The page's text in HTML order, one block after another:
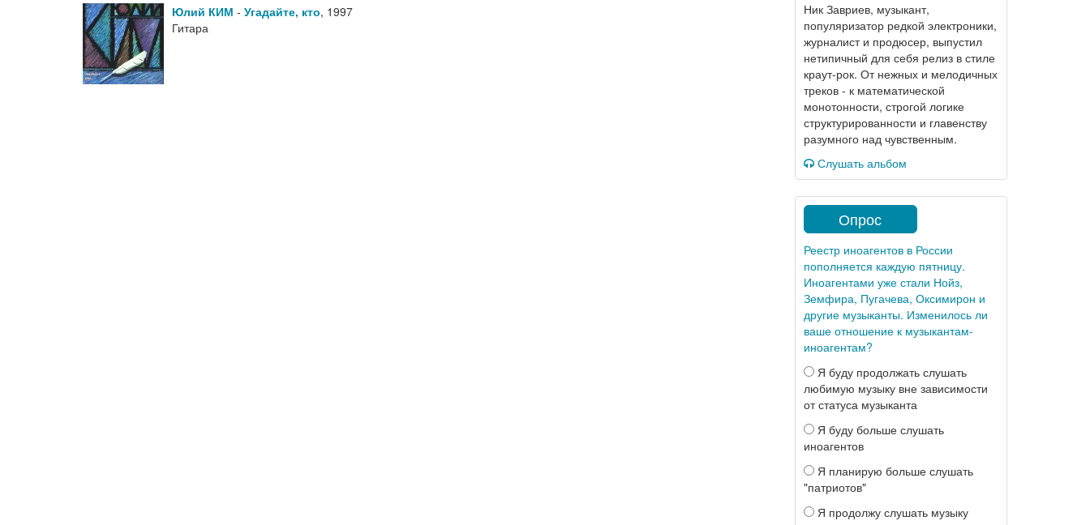
Юлий КИМ - Угадайте, кто, 1997
Гитара
Ник Завриев, музыкант,
популяризатор редкой электроники,
журналист и продюсер, выпустил
нетипичный для себя релиз в стиле
краут-рок. От нежных и мелодичных
треков - к математической
монотонности, строгой логике
структурированности и главенству
разумного над чувственным.
Слушать альбом
Опрос
Реестр иноагентов в России
пополняется каждую пятницу.
Иноагентами уже стали Нойз,
Земфира, Пугачева, Оксимирон и
другие музыканты. Изменилось ли
ваше отношение к музыкантам-
иноагентам?
Я буду продолжать слушать
любимую музыку вне зависимости
от статуса музыканта
Я буду больше слушать
иноагентов
Я планирую больше слушать
"патриотов"
Я продолжу слушать музыку